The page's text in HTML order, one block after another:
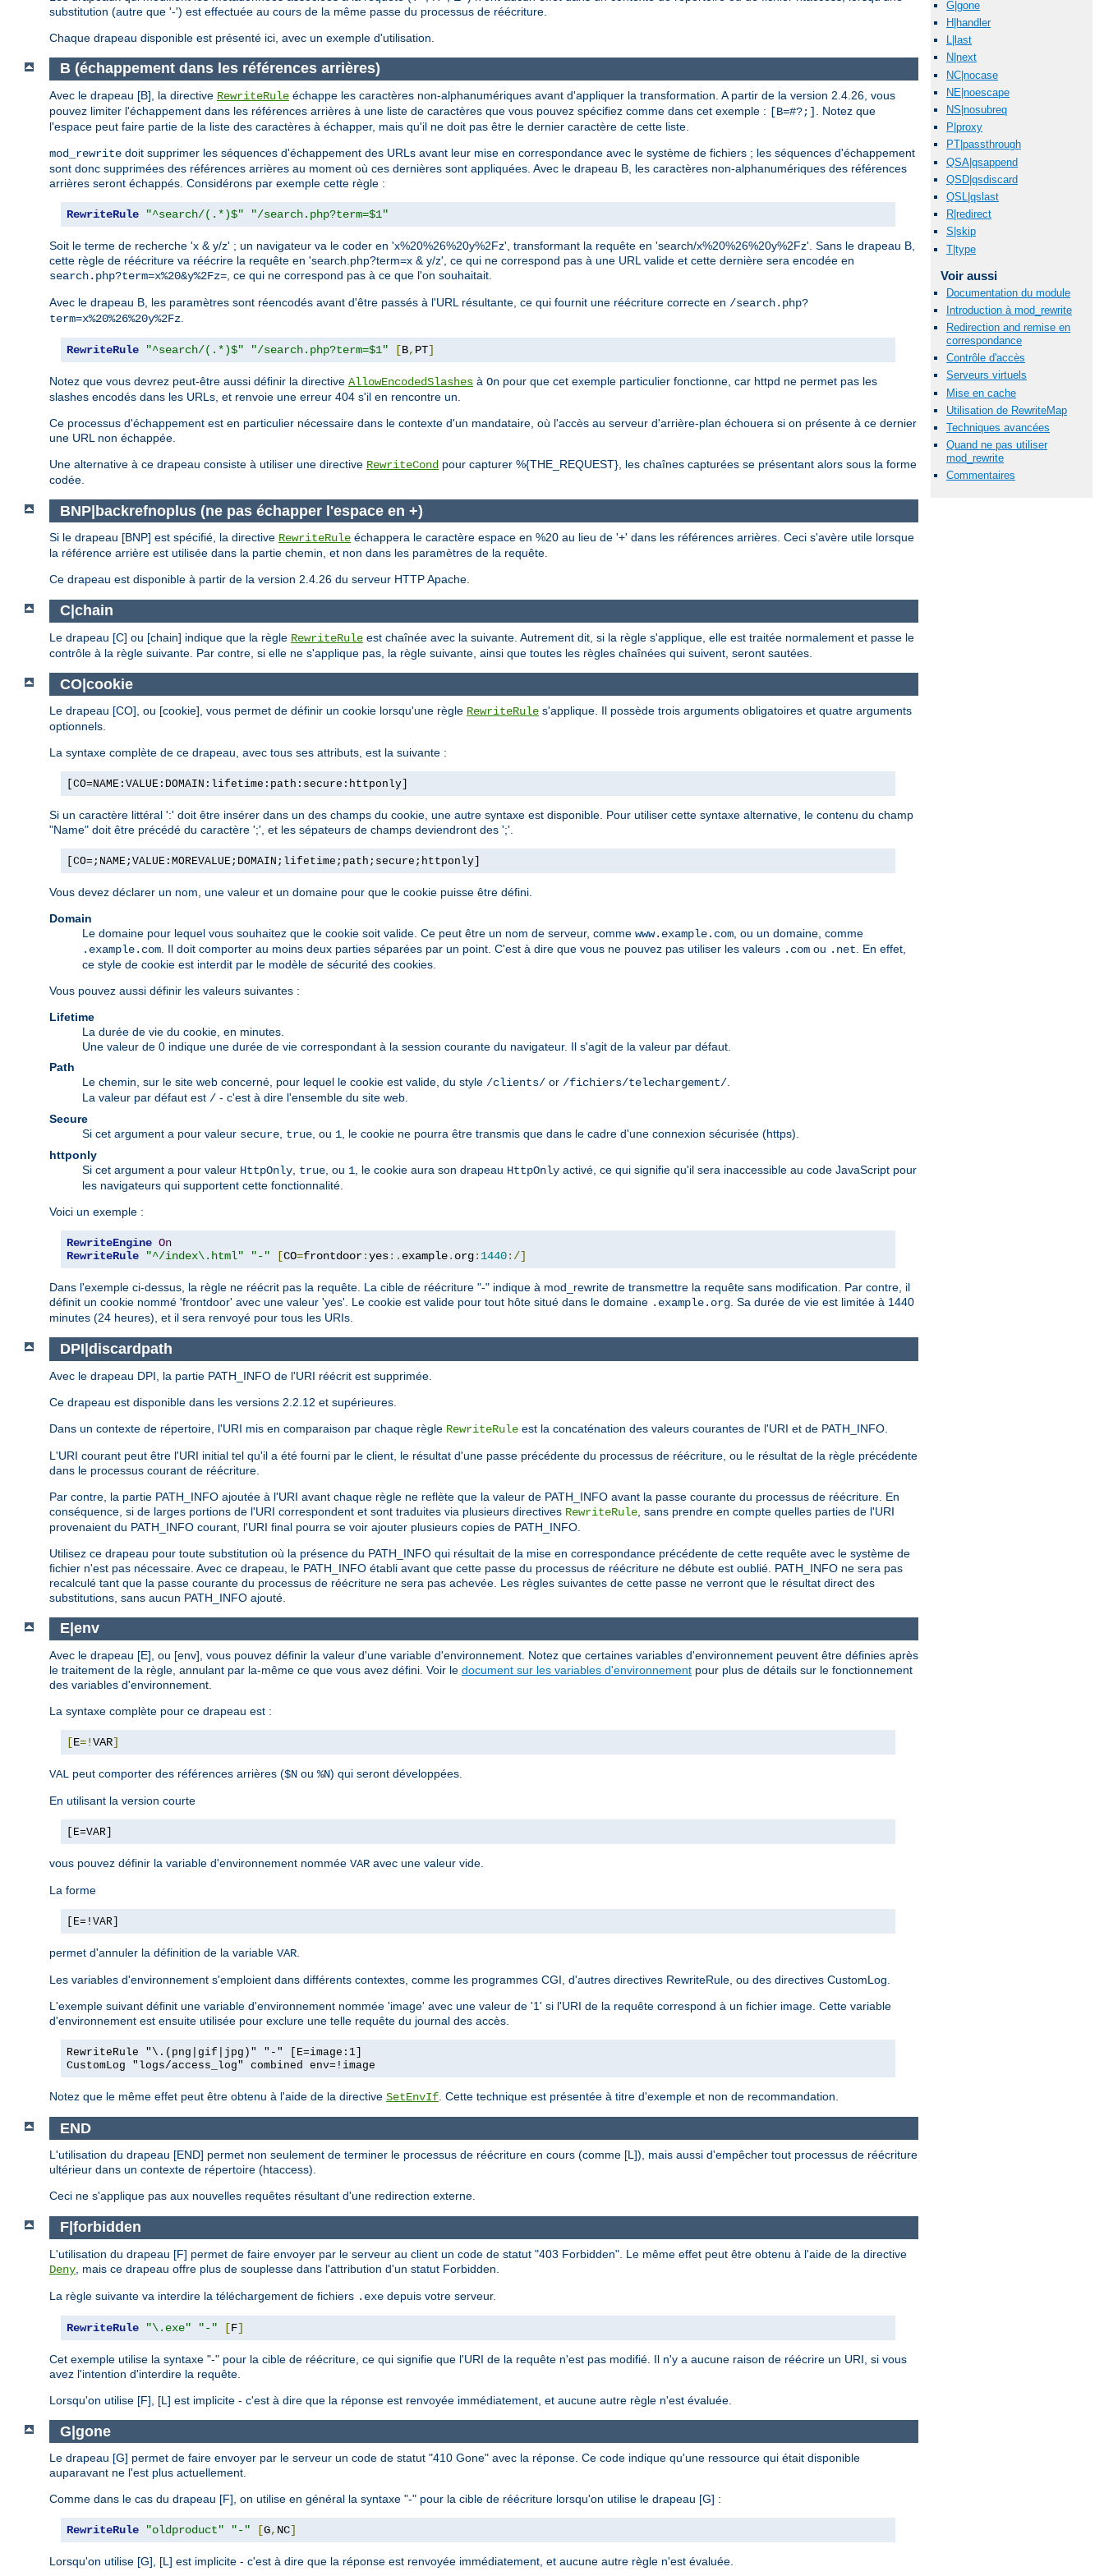
G|gone
H|handler
L|last
N|next
NC|nocase
NE|noescape
NS|nosubreq
P|proxy
PT|passthrough
QSA|qsappend
QSD|qsdiscard
QSL|qslast
R|redirect
S|skip
T|type
Voir aussi
Documentation du module
Introduction à mod_rewrite
Redirection and remise en
correspondance
Contrôle d'accès
Serveurs virtuels
Mise en cache
Utilisation de RewriteMap
Techniques avancées
Quand ne pas utiliser
mod_rewrite
Commentaires
substitution (autre que '-') est effectuée au cours de la même passe du processus de réécriture.
Chaque drapeau disponible est présenté ici, avec un exemple d'utilisation.
B (échappement dans les références arrières)
Avec le drapeau [B], la directive RewriteRule échappe les caractères non-alphanumériques avant d'appliquer la transformation. A partir de la version 2.4.26, vous
pouvez limiter l'échappement dans les références arrières à une liste de caractères que vous pouvez spécifiez comme dans cet exemple : [B=#?;]
. Notez que
l'espace peut faire partie de la liste des caractères à échapper, mais qu'il ne doit pas être le dernier caractère de cette liste.
mod_rewrite doit supprimer les séquences d'échappement des URLs avant leur mise en correspondance avec le système de fichiers ; les séquences d'échappement
sont donc supprimées des références arrières au moment où ces dernières sont appliquées. Avec le drapeau B, les caractères non-alphanumériques des références
arrières seront échappés. Considérons par exemple cette règle :
RewriteRule "^search/(.*)$" "/search.php?term=$1"
Soit le terme de recherche 'x & y/z' ; un navigateur va le coder en 'x%20%26%20y%2Fz', transformant la requête en 'search/x%20%26%20y%2Fz'. Sans le drapeau B,
cette règle de réécriture va réécrire la requête en 'search.php?term=x & y/z', ce qui ne correspond pas à une URL valide et cette dernière sera encodée en
search.php?term=x%20&y%2Fz= , ce qui ne correspond pas à ce que l'on souhaitait.
Avec le drapeau B, les paramètres sont réencodés avant d'être passés à l'URL résultante, ce qui fournit une réécriture correcte en /search.php?
term=x%20%26%20y%2Fz
RewriteRule "^search/(.*)$" "/search.php?term=$1" [B, PT]
Notez que vous devrez peut-être aussi définir la directive AllowEncodedSlashes à On pour que cet exemple particulier fonctionne, car httpd ne permet pas les
slashes encodés dans les URLs, et renvoie une erreur 404 s'il en rencontre un.
Ce processus d'échappement est en particulier nécessaire dans le contexte d'un mandataire, où l'accès au serveur d'arrière-plan échouera si on présente à ce dernier
une URL non échappée.
Une alternative à ce drapeau consiste à utiliser une directive RewriteCond pour capturer %{THE_REQUEST}, les chaînes capturées se présentant alors sous la forme
codée.
BNP|backrefnoplus (ne pas échapper l'espace en +)
Si le drapeau [BNP] est spécifié, la directive RewriteRule échappera le caractère espace en %20 au lieu de '+' dans les références arrières. Ceci s'avère utile lorsque
la référence arrière est utilisée dans la partie chemin, et non dans les paramètres de la requête.
Ce drapeau est disponible à partir de la version 2.4.26 du serveur HTTP Apache.
C|chain
Le drapeau [C] ou [chain] indique que la règle RewriteRule est chaînée avec la suivante. Autrement dit, si la règle s'applique, elle est traitée normalement et passe le
contrôle à la règle suivante. Par contre, si elle ne s'applique pas, la règle suivante, ainsi que toutes les règles chaînées qui suivent, seront sautées.
CO|cookie
Le drapeau [CO], ou [cookie], vous permet de définir un cookie lorsqu'une règle RewriteRule s'applique. Il possède trois arguments obligatoires et quatre arguments
optionnels.
La syntaxe complète de ce drapeau, avec tous ses attributs, est la suivante :
[CO=NAME:VALUE:DOMAIN:lifetime:path:secure:httponly]
Si un caractère littéral ':' doit être insérer dans un des champs du cookie, une autre syntaxe est disponible. Pour utiliser cette syntaxe alternative, le contenu du champ
"Name" doit être précédé du caractère ';', et les sépateurs de champs deviendront des ';'.
[CO=;NAME;VALUE:MOREVALUE;DOMAIN;lifetime;path;secure;httponly]
Vous devez déclarer un nom, une valeur et un domaine pour que le cookie puisse être défini.
Domain
Le domaine pour lequel vous souhaitez que le cookie soit valide. Ce peut être un nom de serveur, comme www.example.com, ou un domaine, comme
.example.com. Il doit comporter au moins deux parties séparées par un point. C'est à dire que vous ne pouvez pas utiliser les valeurs .com ou .net. En effet,
ce style de cookie est interdit par le modèle de sécurité des cookies.
Vous pouvez aussi définir les valeurs suivantes :
Lifetime
La durée de vie du cookie, en minutes.
Une valeur de 0 indique une durée de vie correspondant à la session courante du navigateur. Il s'agit de la valeur par défaut.
Path
Le chemin, sur le site web concerné, pour lequel le cookie est valide, du style /clients/ or /fichiers/telechargement/.
La valeur par défaut est / - c'est à dire l'ensemble du site web.
Secure
Si cet argument a pour valeur secure, true, ou 1, le cookie ne pourra être transmis que dans le cadre d'une connexion sécurisée (https).
httponly
Si cet argument a pour valeur HttpOnly, true, ou 1, le cookie aura son drapeau HttpOnly activé, ce qui signifie qu'il sera inaccessible au code JavaScript pour
les navigateurs qui supportent cette fonctionnalité.
Voici un exemple :
RewriteEngine On
RewriteRule
"^/index\.html" "-" [CO=frontdoor:yes:. example. org: 1440:/]
Dans l'exemple ci-dessus, la règle ne réécrit pas la requête. La cible de réécriture "-" indique à mod_rewrite de transmettre la requête sans modification. Par contre, il
définit un cookie nommé 'frontdoor' avec une valeur 'yes'. Le cookie est valide pour tout hôte situé dans le domaine .example.org. Sa durée de vie est limitée à 1440
minutes (24 heures), et il sera renvoyé pour tous les URIs.
DPI|discardpath
Avec le drapeau DPI, la partie PATH_INFO de l'URI réécrit est supprimée.
Ce drapeau est disponible dans les versions 2.2.12 et supérieures.
Dans un contexte de répertoire, l'URI mis en comparaison par chaque règle RewriteRule est la concaténation des valeurs courantes de l'URI et de PATH_INFO.
L'URI courant peut être l'URI initial tel qu'il a été fourni par le client, le résultat d'une passe précédente du processus de réécriture, ou le résultat de la règle précédente
dans le processus courant de réécriture.
Par contre, la partie PATH_INFO ajoutée à l'URI avant chaque règle ne reflète que la valeur de PATH_INFO avant la passe courante du processus de réécriture. En
conséquence, si de larges portions de l'URI correspondent et sont traduites via plusieurs directives RewriteRule , sans prendre en compte quelles parties de l'URI
provenaient du PATH_INFO courant, l'URI final pourra se voir ajouter plusieurs copies de PATH_INFO.
Utilisez ce drapeau pour toute substitution où la présence du PATH_INFO qui résultait de la mise en correspondance précédente de cette requête avec le système de
fichier n'est pas nécessaire. Avec ce drapeau, le PATH_INFO établi avant que cette passe du processus de réécriture ne débute est oublié. PATH_INFO ne sera pas
recalculé tant que la passe courante du processus de réécriture ne sera pas achevée. Les règles suivantes de cette passe ne verront que le résultat direct des
substitutions, sans aucun PATH_INFO ajouté.
E|env
Avec le drapeau [E], ou [env], vous pouvez définir la valeur d'une variable d'environnement. Notez que certaines variables d'environnement peuvent être définies après
le traitement de la règle, annulant par la-même ce que vous avez défini. Voir le document sur les variables d'environnement pour plus de détails sur le fonctionnement
des variables d'environnement.
La syntaxe complète pour ce drapeau est :
[E=!VAR]
VAL peut comporter des références arrières ($N ou %N) qui seront développées.
En utilisant la version courte
[E=VAR]
vous pouvez définir la variable d'environnement nommée VAR avec une valeur vide.
La forme
[E=!VAR]
permet d'annuler la définition de la variable VAR
Les variables d'environnement s'emploient dans différents contextes, comme les programmes CGI, d'autres directives RewriteRule, ou des directives CustomLog.
L'exemple suivant définit une variable d'environnement nommée 'image' avec une valeur de '1' si l'URI de la requête correspond à un fichier image. Cette variable
d'environnement est ensuite utilisée pour exclure une telle requête du journal des accès.
RewriteRule "\.(png|gif|jpg)" "-" [E=image:1]
CustomLog "logs/access_log" combined env=!image
Notez que le même effet peut être obtenu à l'aide de la directive SetEnvIf . Cette technique est présentée à titre d'exemple et non de recommandation.
END
L'utilisation du drapeau [END] permet non seulement de terminer le processus de réécriture en cours (comme [L]), mais aussi d'empêcher tout processus de réécriture
ultérieur dans un contexte de répertoire (htaccess).
Ceci ne s'applique pas aux nouvelles requêtes résultant d'une redirection externe.
F|forbidden
L'utilisation du drapeau [F] permet de faire envoyer par le serveur au client un code de statut "403 Forbidden". Le même effet peut être obtenu à l'aide de la directive
Deny , mais ce drapeau offre plus de souplesse dans l'attribution d'un statut Forbidden.
La règle suivante va interdire la téléchargement de fichiers .exe depuis votre serveur.
RewriteRule "\.exe" "-" [F]
Cet exemple utilise la syntaxe "-" pour la cible de réécriture, ce qui signifie que l'URI de la requête n'est pas modifié. Il n'y a aucune raison de réécrire un URI, si vous
avez l'intention d'interdire la requête.
Lorsqu'on utilise [F], [L] est implicite - c'est à dire que la réponse est renvoyée immédiatement, et aucune autre règle n'est évaluée.
G|gone
Le drapeau [G] permet de faire envoyer par le serveur un code de statut "410 Gone" avec la réponse. Ce code indique qu'une ressource qui était disponible
auparavant ne l'est plus actuellement.
Comme dans le cas du drapeau [F], on utilise en général la syntaxe "-" pour la cible de réécriture lorsqu'on utilise le drapeau [G] :
RewriteRule "oldproduct" "-" [G, NC]
Lorsqu'on utilise [G], [L] est implicite - c'est à dire que la réponse est renvoyée immédiatement, et aucune autre règle n'est évaluée.